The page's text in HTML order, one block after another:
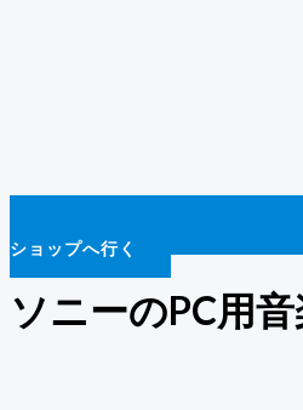
ショップへ行く
ソニーのPC用